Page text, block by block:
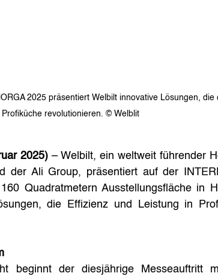
2025 präsentiert Welbilt innovative Lösungen, die
revolutionieren. © Welblit
2025) – Welbilt, ein weltweit führender
der Ali Group, präsentiert auf der
Quadratmetern Ausstellungsfläche in
die Effizienz und Leistung in
beginnt der diesjährige Messeauftritt